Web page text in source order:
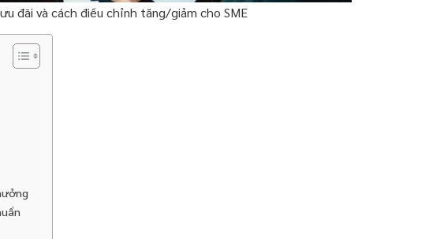
đãi và cách điều chỉnh tăng/giảm cho SME